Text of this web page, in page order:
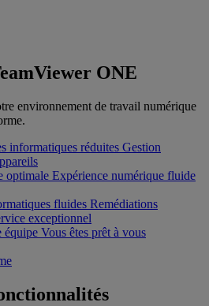
ONE
environnement de travail numérique
informatiques réduites Gestion
optimale Expérience numérique fluide
fluides Remédiations
exceptionnel
équipe Vous êtes prêt à vous